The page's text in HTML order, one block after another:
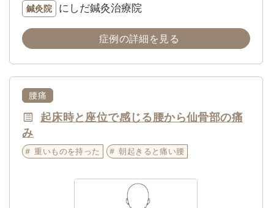
鍼灸院 にしだ鍼灸治療院
症例の詳細を見る
腰痛
起床時と座位で感じる腰から仙骨部の痛
み
重いものを持った 朝起きると痛い腰